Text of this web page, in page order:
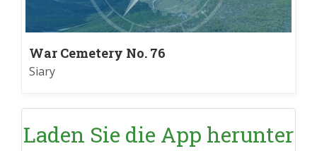
War Cemetery No. 76
Siary
Laden Sie die App herunter